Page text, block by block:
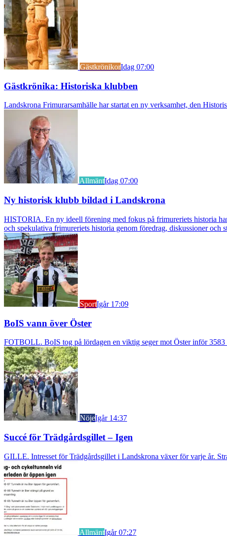
GästkrönikorIdag 07:00
Gästkrönika: Historiska klubben
Landskrona Frimurarsamhälle har startat en ny verksamhet, den
AllmäntIdag 07:00
Ny historisk klubb bildad i Landskrona
HISTORIA. En ny ideell förening med fokus på frimureriets historia
och spekulativa frimureriets historia genom föredrag, diskussioner och
SportIgår 17:09
BoIS vann över Öster
FOTBOLL. BoIS tog på lördagen en viktig seger mot Öster inför 3583
NöjeIgår 14:37
Succé för Trädgårdsgillet – Igen
GILLE. Intresset för Trädgårdsgillet i Landskrona växer för varje år.
AllmäntIgår 07:27